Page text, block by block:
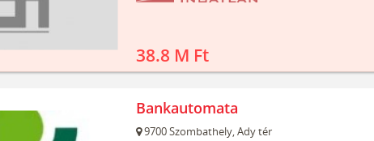
38.8 M Ft
Bankautomata
9700Szombathely,Ady tér